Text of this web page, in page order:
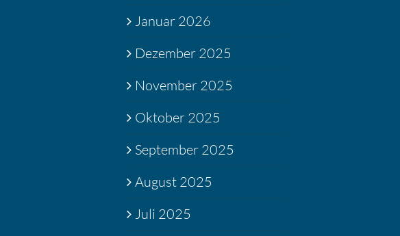
Januar 2026
Dezember 2025
November 2025
Oktober 2025
September 2025
August 2025
Juli 2025